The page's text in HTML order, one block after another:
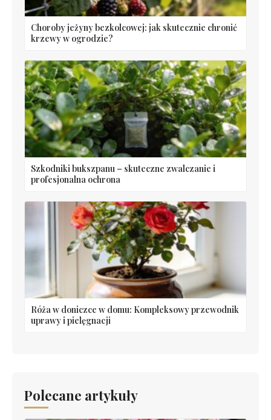
Choroby jeżyny bezkolcowej: jak skutecznie chronić
krzewy w ogrodzie?
Szkodniki bukszpanu – skuteczne zwalczanie i
profesjonalna ochrona
Róża w doniczce w domu: Kompleksowy przewodnik
uprawy i pielęgnacji
Polecane artykuły